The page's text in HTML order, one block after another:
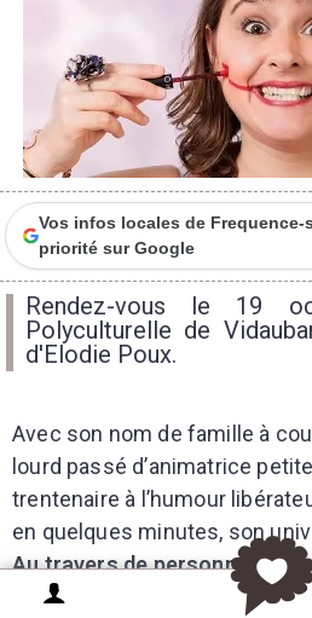
Vos infos locales de Frequence-
priorité sur Google
Rendez-vous le 19
Polyculturelle de
d'Elodie Poux.
Avec son nom de famille à
lourd passé d’animatrice
trentenaire à l’humour
en quelques minutes, son
Au travers de personnages
uns que les autres, et d’un